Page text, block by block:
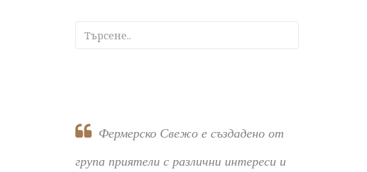
Фермерско Свежо е създадено от
група приятели с различни интереси и